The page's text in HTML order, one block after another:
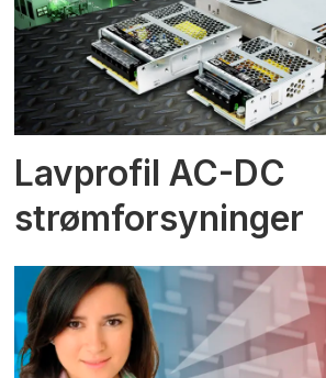
Lavprofil AC-DC
strømforsyninger